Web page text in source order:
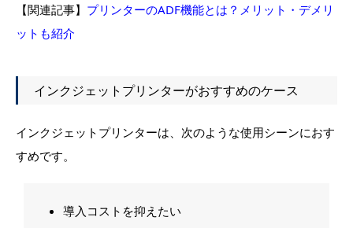
【関連記事】 プリンターのADF機能とは？メリット・デメリ
ットも紹介
インクジェットプリンターがおすすめのケース
インクジェットプリンターは、次のような使用シーンにおす
すめです。
導入コストを抑えたい